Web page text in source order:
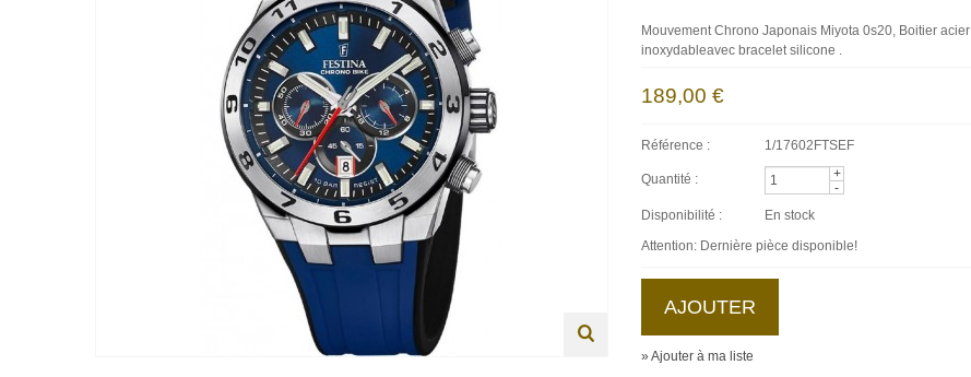
Mouvement Chrono Japonais Miyota 0s20, Boitier acier
inoxydableavec bracelet silicone .
189,00 €
Référence : 1/17602FTSEF
Quantité :
+
-
Disponibilité :
En stock
Attention: Dernière pièce disponible!
» Ajouter à ma liste